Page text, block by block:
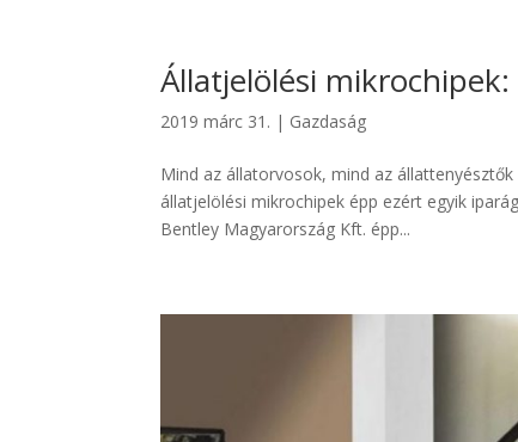
Állatjelölési
2019 márc 31. | Gazdaság
Mind az állatorvosok, mind az
állatjelölési mikrochipek épp ezért egyik
Bentley Magyarország Kft. épp...